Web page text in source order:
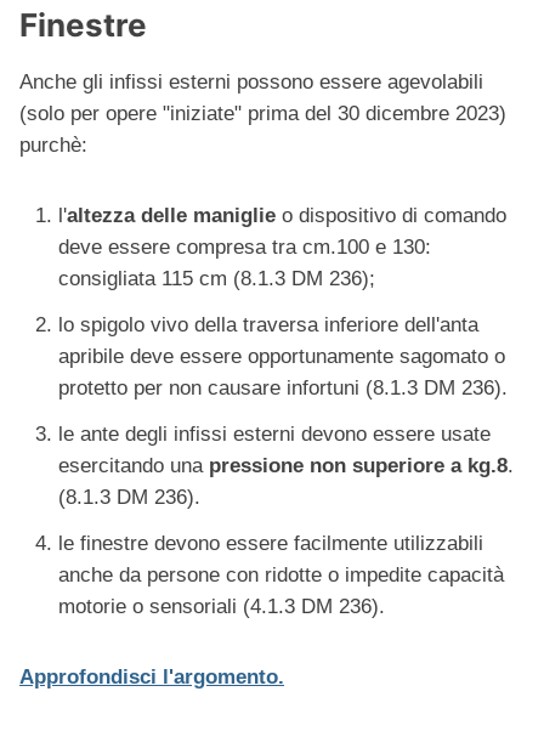
Finestre
Anche gli infissi esterni possono essere agevolabili
(solo per opere "iniziate" prima del 30 dicembre 2023)
purchè:
l'altezza delle maniglie o dispositivo di comando
deve essere compresa tra cm.100 e 130:
consigliata 115 cm (8.1.3 DM 236);
lo spigolo vivo della traversa inferiore dell'anta
apribile deve essere opportunamente sagomato o
protetto per non causare infortuni (8.1.3 DM 236).
le ante degli infissi esterni devono essere usate
esercitando una pressione non superiore a kg.8.
(8.1.3 DM 236).
le finestre devono essere facilmente utilizzabili
anche da persone con ridotte o impedite capacità
motorie o sensoriali (4.1.3 DM 236).
Approfondisci l'argomento.